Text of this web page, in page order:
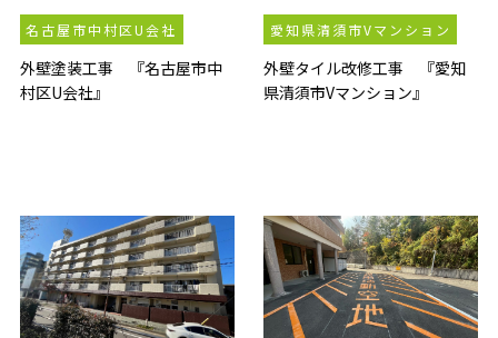
名古屋市中村区U会社
外壁塗装工事 『名古屋市中
村区U会社』
愛知県清須市Vマンション
外壁タイル改修工事 『愛知
県清須市Vマンション』